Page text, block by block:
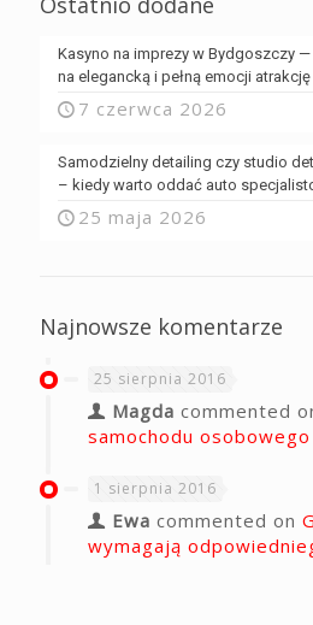
Kasyno na imprezy w Bydgoszczy —
na elegancką i pełną emocji atrakcję
7 czerwca 2026
Samodzielny detailing czy studio
– kiedy warto oddać auto
25 maja 2026
Najnowsze komentarze
25 sierpnia 2016
Magda commented
samochodu osobowego
1 sierpnia 2016
Ewa commented on
wymagają